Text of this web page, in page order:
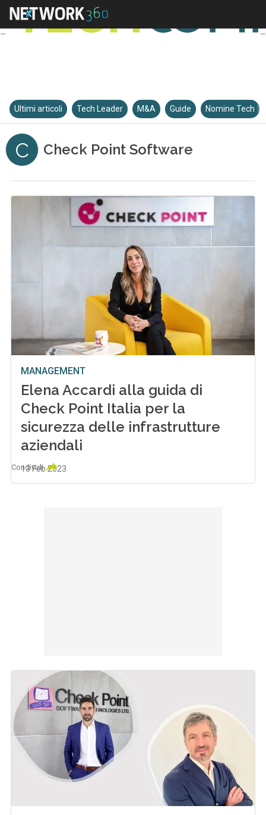
Ultimi articoli Tech Leader M&A Guide Nomine Tech
C Check Point Software
MANAGEMENT
Elena Accardi alla guida di
Check Point Italia per la
sicurezza delle infrastrutture
aziendali
13 Feb 2023
Condividi